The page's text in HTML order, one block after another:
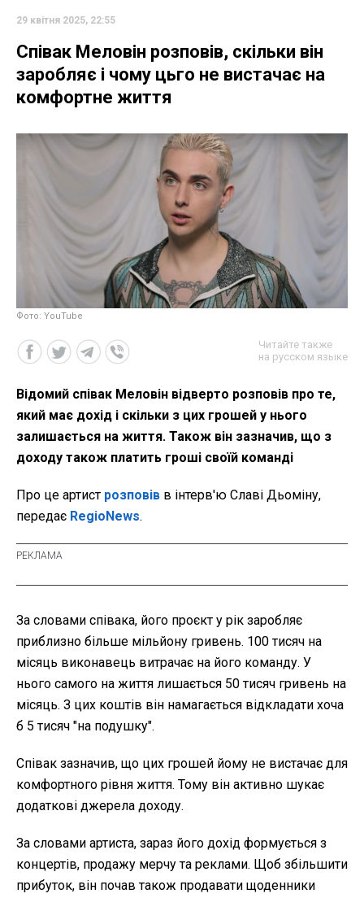
29 квітня 2025, 22:55
Співак Меловін розповів, скільки він
заробляє і чому цьго не вистачає на
комфортне життя
Фото: YouTube
Читайте также
на русском языке
Відомий співак Меловін відверто розповів про те,
який має дохід і скільки з цих грошей у нього
залишається на життя. Також він зазначив, що з
доходу також платить гроші своїй команді
Про це артист розповів в інтерв'ю Славі Дьоміну,
передає RegioNews.
За словами співака, його проєкт у рік заробляє
приблизно більше мільйону гривень. 100 тисяч на
місяць виконавець витрачає на його команду. У
нього самого на життя лишається 50 тисяч гривень на
місяць. З цих коштів він намагається відкладати хоча
б 5 тисяч "на подушку".
Співак зазначив, що цих грошей йому не вистачає для
комфортного рівня життя. Тому він активно шукає
додаткові джерела доходу.
За словами артиста, зараз його дохід формується з
концертів, продажу мерчу та реклами. Щоб збільшити
прибуток, він почав також продавати щоденники